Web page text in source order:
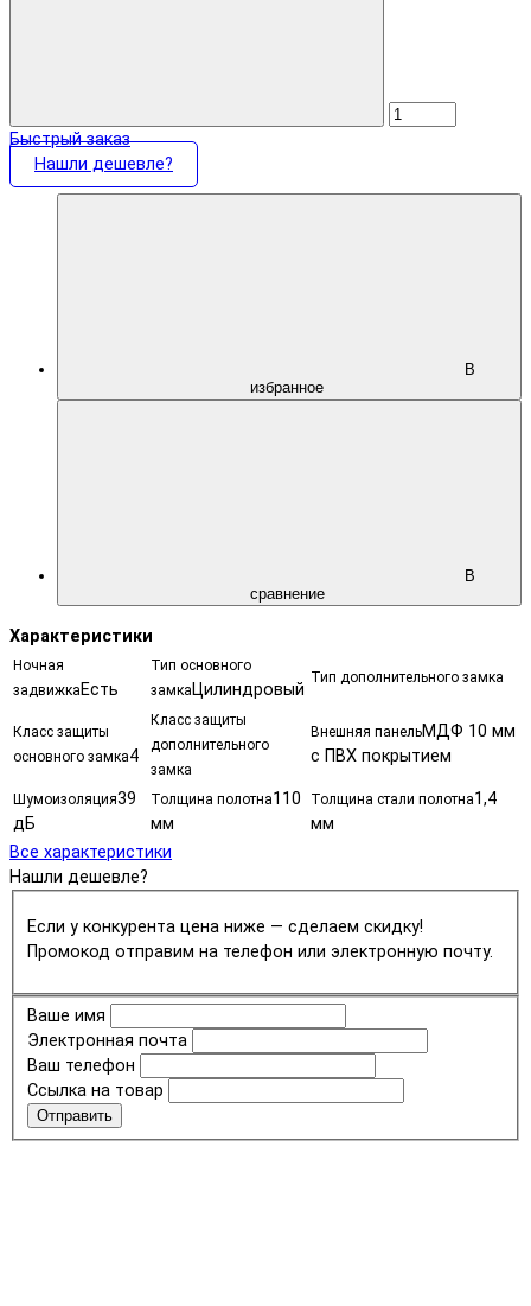
Быстрый заказ
Нашли дешевле?
В
избранное
В
сравнение
Характеристики
Ночная
задвижка Есть
Тип основного
замка Цилиндровый
Тип дополнительного замка
Класс защиты
основного замка4
Класс защиты
дополнительного
замка
Внешняя панельМДФ 10 мм
с ПВХ покрытием
Шумоизоляция39
дБ
Толщина полотна110
мм
Толщина стали полотна1,4
мм
Все характеристики
Нашли дешевле?
Если у конкурента цена ниже — сделаем скидку!
Промокод отправим на телефон или электронную почту.
Ваше имя
Электронная почта
Ваш телефон
Ссылка на товар
Отправить